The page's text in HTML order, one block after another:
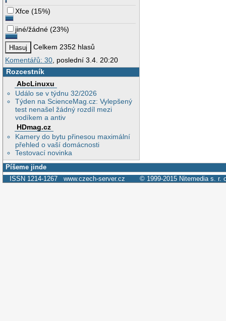
Xfce (15%)
jiné/žádné (23%)
Celkem 2352 hlasů
Komentářů: 30 , poslední 3.4. 20:20
Rozcestník
AbcLinuxu
Událo se v týdnu 32/2026
Týden na ScienceMag.cz: Vylepšený
test nenašel žádný rozdíl mezi
vodíkem a antiv
HDmag.cz
Kamery do bytu přinesou maximální
přehled o vaší domácnosti
Testovací novinka
Píšeme jinde
ISSN 1214-1267 www.czech-server.cz © 1999-2015 Nitemedia s. r.